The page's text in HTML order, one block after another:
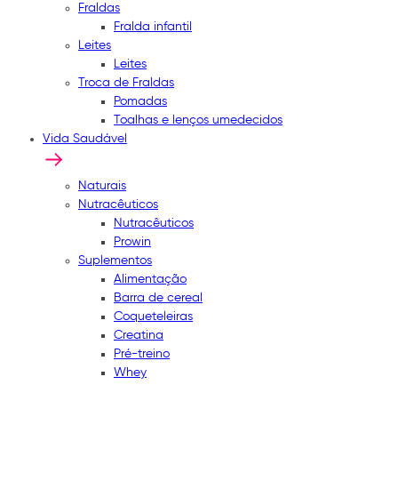
Fraldas
Fralda infantil
Leites
Leites
Troca de Fraldas
Pomadas
Toalhas e lenços umedecidos
Vida Saudável
Naturais
Nutracêuticos
Nutracêuticos
Prowin
Suplementos
Alimentação
Barra de cereal
Coqueteleiras
Creatina
Pré-treino
Whey